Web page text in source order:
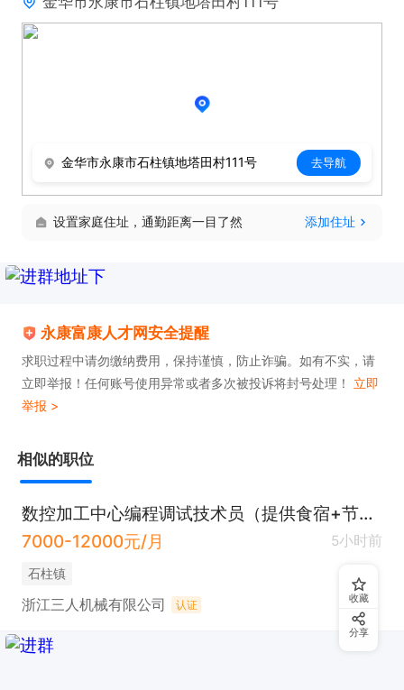
只需两步,轻松找工作: 1、先点击投简历; 2、再打电
金华市永康市石柱镇地塔田村111号 去导航
设置家庭住址，通勤距离一目了然 添加住址
永康富康人才网安全提醒
求职过程中请勿缴纳费用，保持谨慎，防止诈骗。如有不实，请
立即举报！任何账号使用异常或者多次被投诉将封号处理！ 立即
举报 >
相似的职位
数控加工中心编程调试技术员（提供食宿+节日福利）
7000-12000元/月
5小时前
石柱镇
浙江三人机械有限公司 认证 收藏
分享